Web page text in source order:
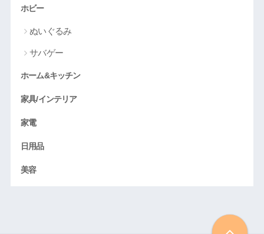
ホビー
ぬいぐるみ
サバゲー
ホーム&キッチン
家具/インテリア
家電
日用品
美容